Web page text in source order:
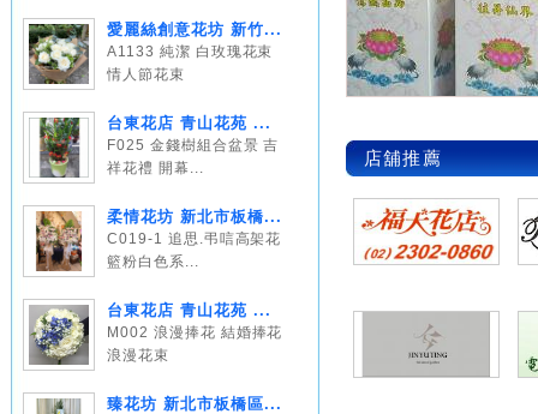
愛麗絲創意花坊 新竹...
A1133 純潔 白玫瑰花束
情人節花束
台東花店 青山花苑 ...
F025 金錢樹組合盆景 吉
祥花禮 開幕...
柔情花坊 新北市板橋...
C019-1 追思.弔唁高架花
籃粉白色系...
台東花店 青山花苑 ...
M002 浪漫捧花 結婚捧花
浪漫花束
臻花坊 新北市板橋區...
店舖推薦